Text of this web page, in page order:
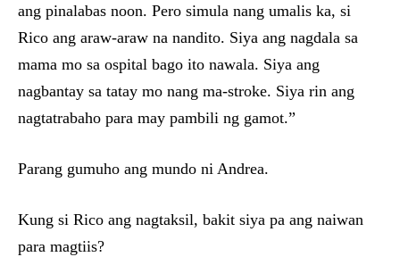
ang pinalabas noon. Pero simula nang umalis ka, si
Rico ang araw-araw na nandito. Siya ang nagdala sa
mama mo sa ospital bago ito nawala. Siya ang
nagbantay sa tatay mo nang ma-stroke. Siya rin ang
nagtatrabaho para may pambili ng gamot.”
Parang gumuho ang mundo ni Andrea.
Kung si Rico ang nagtaksil, bakit siya pa ang naiwan
para magtiis?